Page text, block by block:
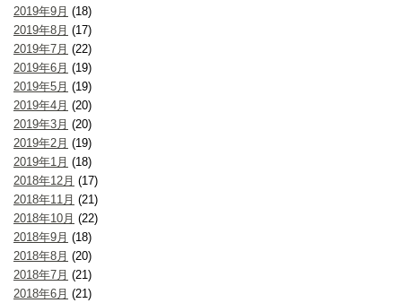
2019年9月 (18)
2019年8月 (17)
2019年7月 (22)
2019年6月 (19)
2019年5月 (19)
2019年4月 (20)
2019年3月 (20)
2019年2月 (19)
2019年1月 (18)
2018年12月 (17)
2018年11月 (21)
2018年10月 (22)
2018年9月 (18)
2018年8月 (20)
2018年7月 (21)
2018年6月 (21)